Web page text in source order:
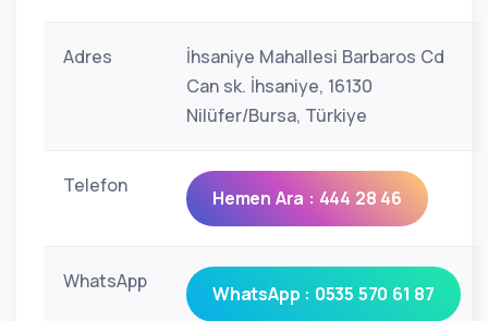
Adres
İhsaniye Mahallesi Barbaros Cd
Can sk. İhsaniye, 16130
Nilüfer/Bursa, Türkiye
Telefon
Hemen Ara : 444 28 46
WhatsApp
WhatsApp : 0535 570 61 87